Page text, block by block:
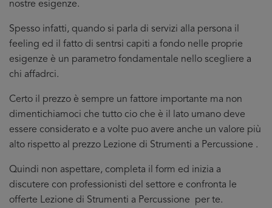
nostre esigenze.
Spesso infatti, quando si parla di servizi alla persona il
feeling ed il fatto di sentrsi capiti a fondo nelle proprie
esigenze è un parametro fondamentale nello scegliere a
chi affadrci.
Certo il prezzo è sempre un fattore importante ma non
dimentichiamoci che tutto cio che è il lato umano deve
essere considerato e a volte puo avere anche un valore più
alto rispetto al prezzo Lezione di Strumenti a Percussione .
Quindi non aspettare, completa il form ed inizia a
discutere con professionisti del settore e confronta le
offerte Lezione di Strumenti a Percussione per te.